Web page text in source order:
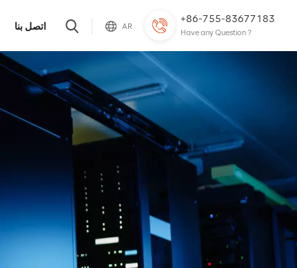
+86-755-83677183
Have any Question ?
AR اتصل بنا